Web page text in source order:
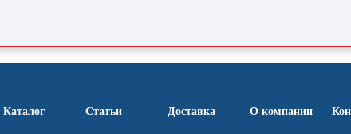
Каталог Статьи Доставка О компании